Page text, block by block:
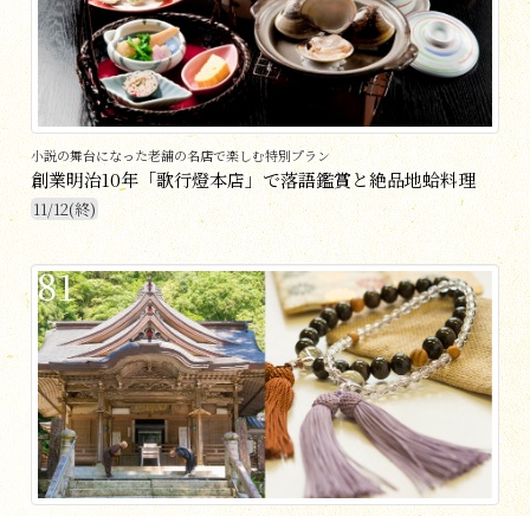
小説の舞台になった老舗の名店で楽しむ特別プラン
創業明治10年「歌行燈本店」で落語鑑賞と絶品地蛤料理
11/12(終)
81